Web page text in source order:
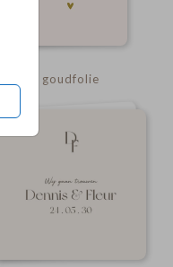
goudfolie